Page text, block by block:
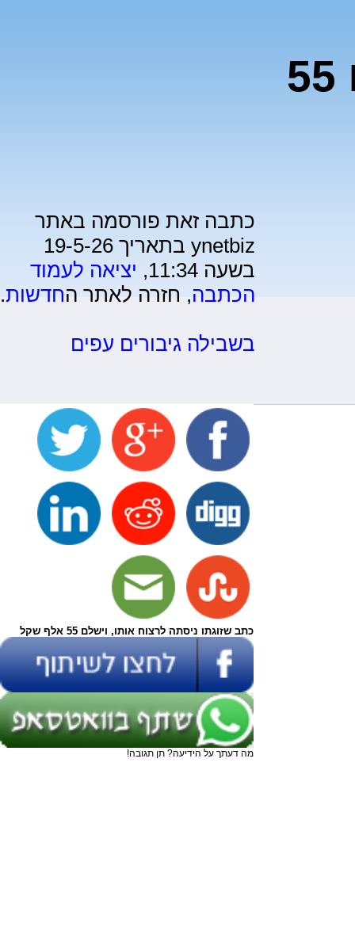
לרצוח אותו, וישלם 55
כתבה זאת פורסמה באתר
ynetbiz בתאריך 19-5-26
בשעה 11:34,
יציאה לעמוד
הכתבה, חזרה לאתר החדשות.
בשבילה גיבורים עפים
כתב שזוגתו ניסתה לרצוח אותו, וישלם 55 אלף שקל
מה דעתך על הידיעה? תן תגובה!